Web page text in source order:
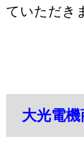
ていただき
大光電